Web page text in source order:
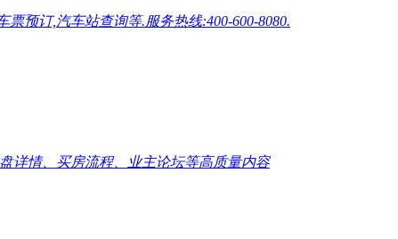
预订,汽车站查询等.服务热线:400-600-8080.
详情、买房流程、业主论坛等高质量内容